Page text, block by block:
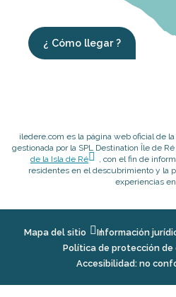
¿ Cómo llegar ?
iledere.com es la página web oficial de
gestionada por la SPL Destination Île de Ré
de la Isla de Ré
, con el fin de
residentes en el descubrimiento y la
experiencias
Mapa del sitio Información
Política de protección
Accesibilidad: no